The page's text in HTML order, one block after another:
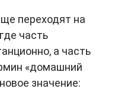
переходят на
часть
а часть
«домашний
значение: